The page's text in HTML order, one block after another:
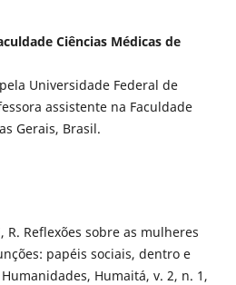
Ciências Médicas de
Universidade Federal de
assistente na Faculdade
Gerais, Brasil.
R. Reflexões sobre as mulheres
papéis sociais, dentro e
Humaitá, v. 2, n. 1,